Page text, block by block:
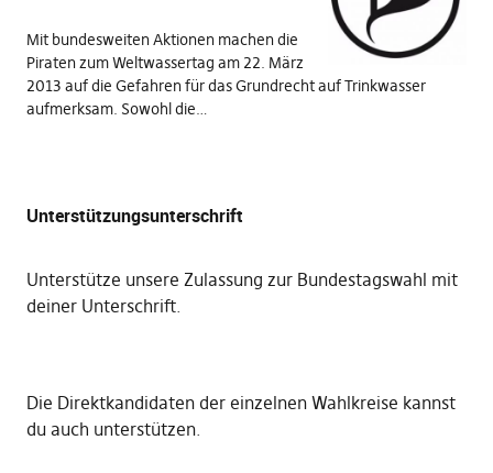
Mit bundesweiten Aktionen machen die
Piraten zum Weltwassertag am 22. März
2013 auf die Gefahren für das Grundrecht auf Trinkwasser
aufmerksam. Sowohl die…
Unterstützungsunterschrift
Unterstütze unsere Zulassung zur Bundestagswahl mit
deiner Unterschrift.
Die Direktkandidaten der einzelnen Wahlkreise kannst
du auch unterstützen.